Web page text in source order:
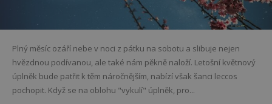
Plný měsíc ozáří nebe v noci z pátku na sobotu a slibuje nejen
hvězdnou podívanou, ale také nám pěkně naloží. Letošní květnový
úplněk bude patřit k těm náročnějším, nabízí však šanci leccos
pochopit. Když se na oblohu "vykulí" úplněk, pro...